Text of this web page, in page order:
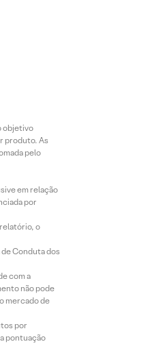
objetivo
produto. As
pelo
em relação
por
o
Conduta dos
com a
não pode
mercado de
por
pontuação